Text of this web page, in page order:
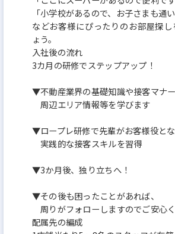
「小学校があるので、お子さまも通
などお客様にぴったりのお部屋探
ょう。
入社後の流れ
3カ月の研修でステップアップ！
▼不動産業界の基礎知識や接客マナー
周辺エリア情報等を学びます
▼ロープレ研修で先輩がお客様役とな
実践的な接客スキルを習得
▼3か月後、独り立ちへ！
▼その後も困ったことがあれば、
周りがフォローしますのでご安心
配属先の編成